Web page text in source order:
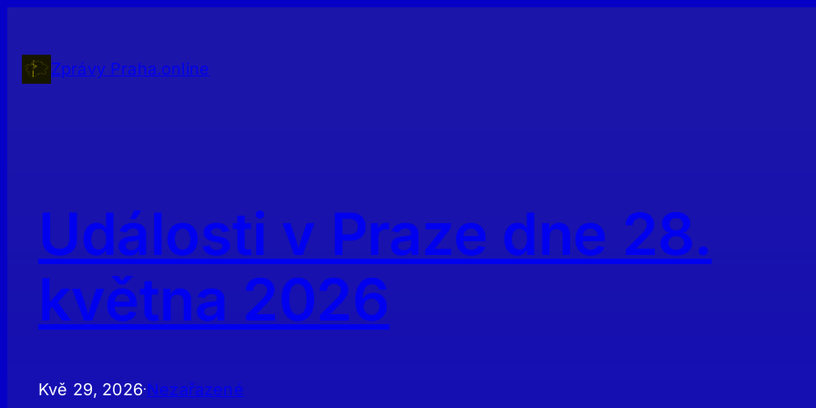
obsahZprávy Praha.online
Události v Praze dne 28.
května 2026
Kvě 29, 2026·Nezařazené